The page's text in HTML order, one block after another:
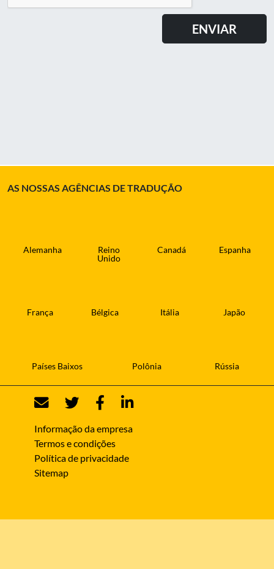
AS NOSSAS AGÊNCIAS DE TRADUÇÃO
Alemanha
Reino
Unido
Canadá Espanha
França Bélgica Itália Japão
Países Baixos Polônia Rússia
Informação da empresa
Termos e condições
Política de privacidade
Sitemap